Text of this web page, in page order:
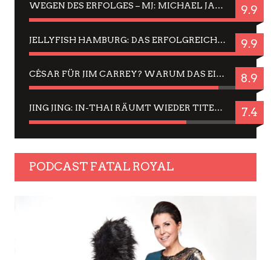
WEGEN DES ERFOLGES – MJ: MICHAEL JACKSON MUSICAL IN EINER MATINEE SEHEN 9.9
JELLYFISH HAMBURG: DAS ERFOLGREICHE SOMMER-MENÜ 2025 IN GEFÜHLEN UND BILDERN 9.9
CÉSAR FÜR JIM CARREY? WARUM DAS EINER DER NERVIGSTEN ACTORS IST UND BLEIBT 8.9
JING JING: IN-THAI RÄUMT WIEDER TITEL AB – EIN ZWEI-STUNDEN-ERLEBNISBERICHT 7.4
PODCAST FATAL ROYAL